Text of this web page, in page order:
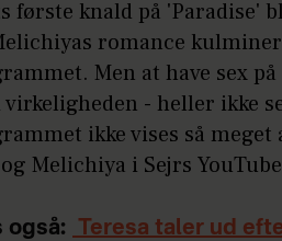
første knald på 'Paradise'
romance
Men at have sex
virkeligheden - heller ikke
ikke vises så
Melichiya i Sejrs
også: Teresa taler ud